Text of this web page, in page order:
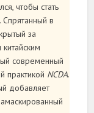
чтобы стать
. Спрятанный в
за
современный
практикой NCDA.
добавляет